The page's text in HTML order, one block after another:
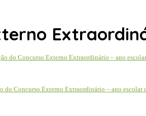
do Concurso Externo Extraordinário – ano
do Concurso Externo Extraordinário – ano escolar